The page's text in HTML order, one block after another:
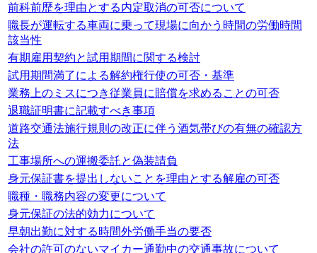
前科前歴を理由とする内定取消の可否について
職長が運転する車両に乗って現場に向かう時間の労働時間
該当性
有期雇用契約と試用期間に関する検討
試用期間満了による解約権行使の可否・基準
業務上のミスにつき従業員に賠償を求めることの可否
退職証明書に記載すべき事項
道路交通法施行規則の改正に伴う酒気帯びの有無の確認方
法
工事場所への運搬委託と偽装請負
身元保証書を提出しないことを理由とする解雇の可否
職種・職務内容の変更について
身元保証の法的効力について
早朝出勤に対する時間外労働手当の要否
会社の許可のないマイカー通勤中の交通事故について